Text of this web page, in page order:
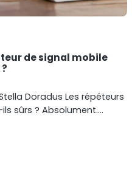
vers le routeur.
de signal mobile
Doradus Les répéteurs
sûrs ? Absolument.…